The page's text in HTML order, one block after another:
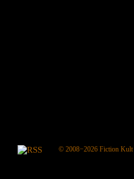
© 2008−2026 Fiction Kult